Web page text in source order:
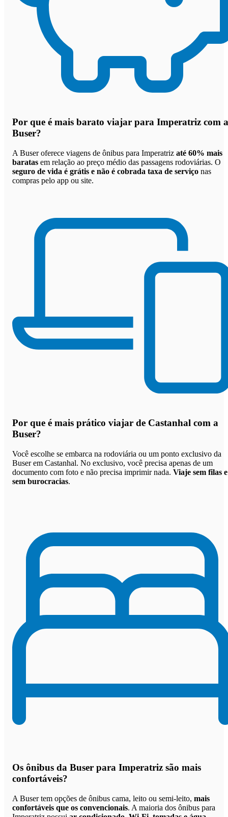
Por que é mais barato viajar para Imperatriz com a
Buser?
A Buser oferece viagens de ônibus para Imperatriz até 60% mais
baratas em relação ao preço médio das passagens rodoviárias. O
seguro de vida é grátis e não é cobrada taxa de serviço nas
compras pelo app ou site.
Por que é mais prático viajar de Castanhal com a
Buser?
Você escolhe se embarca na rodoviária ou um ponto exclusivo da
Buser em Castanhal. No exclusivo, você precisa apenas de um
documento com foto e não precisa imprimir nada. Viaje sem filas e
sem burocracias.
Os ônibus da Buser para Imperatriz são mais
confortáveis?
A Buser tem opções de ônibus cama, leito ou semi-leito, mais
confortáveis que os convencionais. A maioria dos ônibus para